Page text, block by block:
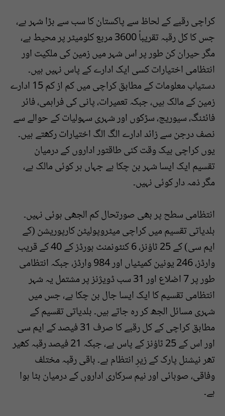
کراچی رقبے کے لحاظ سے پاکستان کا سب سے بڑا شہر ہے،
جس کا کل رقبہ تقریباً 3600 مربع کلومیٹر پر محیط ہے،
مگر حیران کن طور پر اس شہر میں زمین کی ملکیت اور
انتظامی اختیارات کسی ایک ادارے کے پاس نہیں ہیں۔
دستیاب معلومات کے مطابق کراچی میں کم از کم 15 ادارے
زمین کے مالک ہیں، جبکہ تعمیرات، پانی کی فراہمی، فائر
فائٹنگ، سیوریج، سڑکوں اور شہری سہولیات کے حوالے سے
نصف درجن سے زائد ادارے الگ الگ اختیارات رکھتے ہیں۔
یوں کراچی بیک وقت کئی طاقتور اداروں کے درمیان
تقسیم ایک ایسا شہر بن چکا ہے جہاں ہر کوئی مالک ہے،
مگر ذمہ دار کوئی نہیں۔
انتظامی سطح پر بھی صورتحال کم الجھی ہوئی نہیں۔
بلدیاتی تقسیم میں کراچی میٹروپولیٹن کارپوریشن (کے
ایم سی) کے 25 ٹاؤنز، 6 کنٹونمنٹ بورڈز کے 40 کے قریب
وارڈز، 246 یونین کمیٹیاں اور 984 وارڈز، جبکہ انتظامی
طور پر 7 اضلاع اور 31 سب ڈویژنز پر مشتمل یہ شہر
انتظامی تقسیم کا ایک ایسا جال بن چکا ہے، جس میں
شہری مسائل الجھ کر رہ جاتے ہیں۔ بلدیاتی تقسیم کے
مطابق کراچی کے کل رقبے کا صرف 31 فیصد کے ایم سی
اور اس کے 25 ٹاؤنز کے پاس ہے، جبکہ 21 فیصد رقبہ کھیر
تھر نیشنل پارک کے زیرِ انتظام ہے۔ باقی رقبہ مختلف
وفاقی، صوبائی اور نیم سرکاری اداروں کے درمیان بٹا ہوا
ہے۔